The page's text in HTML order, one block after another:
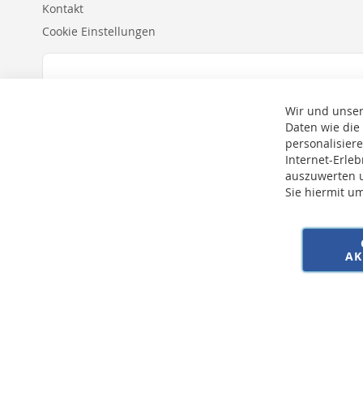
Kontakt
Cookie Einstellungen
Wir und
Daten wie
Internet-
auszuwerten
Sie hiermit